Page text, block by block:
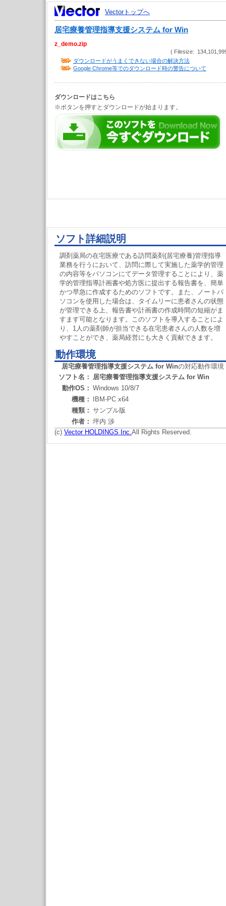
Vectorトップへ
居宅療養管理指導支援システム for Win
z_demo.zip
( Filesize:
ダウンロードがうまくできない場合の解決方法
Google Chrome等でのダウンロード時の警告について
ダウンロードはこちら
※ボタンを押すとダウンロードが始まります。
ソフト詳細説明
調剤薬局の在宅医療である訪問薬剤(居宅療養)管理指導
業務を行うにおいて、訪問に際して実施した薬学的管理
の内容等をパソコンにてデータ管理することにより、薬
学的管理指導計画書や処方医に提出する報告書を、簡単
かつ早急に作成するためのソフトです。また、ノートパ
ソコンを使用した場合は、タイムリーに患者さんの状態
が管理できる上、報告書や計画書の作成時間の短縮がま
すます可能となります。このソフトを導入することによ
り、1人の薬剤師が担当できる在宅患者さんの人数を増
やすことができ、薬局経営にも大きく貢献できます。
動作環境
居宅療養管理指導支援システム for Winの対応動作環境
ソフト名： 居宅療養管理指導支援システム for Win
動作OS： Windows 10/8/7
機種：
IBM-PC x64
種類： サンプル版
作者： 坪内 渉
(c) Vector HOLDINGS Inc.All Rights Reserved.